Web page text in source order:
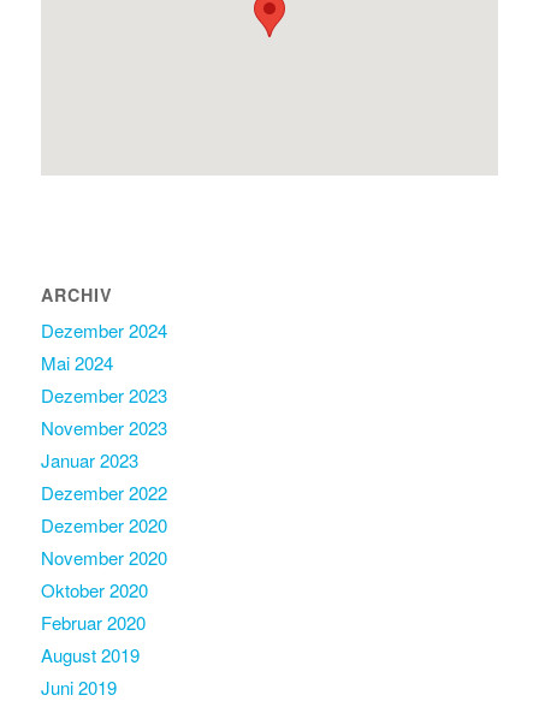
ARCHIV
Dezember 2024
Mai 2024
Dezember 2023
November 2023
Januar 2023
Dezember 2022
Dezember 2020
November 2020
Oktober 2020
Februar 2020
August 2019
Juni 2019